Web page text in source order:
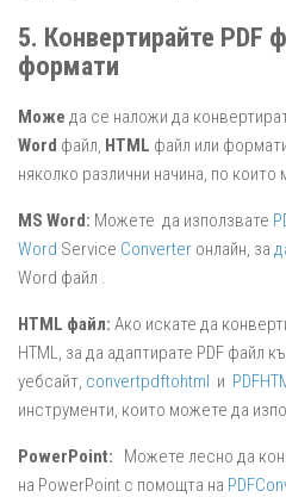
5. Конвертирайте PDF
формати
Може да се наложи да
Word файл, HTML файл или
няколко различни начина, по
MS Word: Можете да използвате
Word Service Converter онлайн, за
Word файл .
HTML файл: Ако искате да
HTML, за да адаптирате PDF файл
уебсайт, convertpdftohtml и
инструменти, които можете да
PowerPoint:
Можете лесно да
на PowerPoint с помощта на